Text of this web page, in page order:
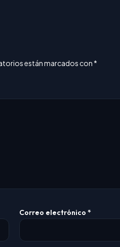
están marcados con *
Correo electrónico *